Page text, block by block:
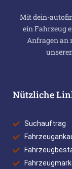
Mit dein-
ein Fahrzeug
Anfragen an
Nützliche
Suchauftrag